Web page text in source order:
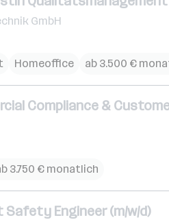
GmbH
Homeoffice ab 3.500 €
Compliance &
3.750 € monatlich
Safety Engineer (m/w/d)